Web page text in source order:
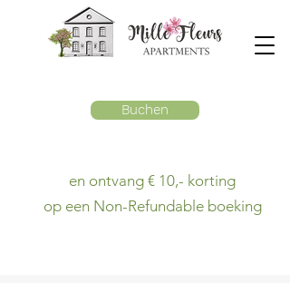
en ontvang € 10,- korting
op een Non-Refundable boeking
Buchen